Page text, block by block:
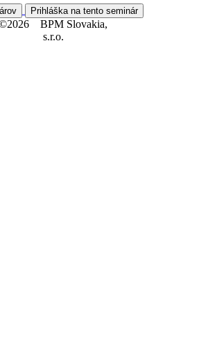
Prihláška na tento seminár
BPM Slovakia,
s.r.o.